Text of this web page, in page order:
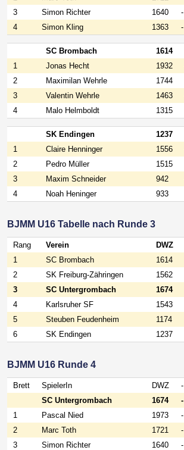
3
Simon Richter 1640 -
4
Simon Kling 1363 -
SC Brombach 1614
1
Jonas Hecht 1932
2
Maximilan Wehrle 1744
3
Valentin Wehrle 1463
4
Malo Helmboldt 1315
SK Endingen 1237
1
Claire Henninger 1556
2
Pedro Müller 1515
3
Maxim Schneider 942
4
Noah Heninger 933
BJMM U16 Tabelle nach Runde 3
Rang Verein DWZ
1
SC Brombach 1614
2
SK Freiburg-Zähringen 1562
3
SC Untergrombach 1674
4
Karlsruher SF 1543
5
Steuben Feudenheim 1174
6
SK Endingen 1237
BJMM U16 Runde 4
Brett SpielerIn DWZ -
SC Untergrombach
1674 -
1
Pascal Nied 1973 -
2
Marc Toth 1721 -
3
Simon Richter 1640 -